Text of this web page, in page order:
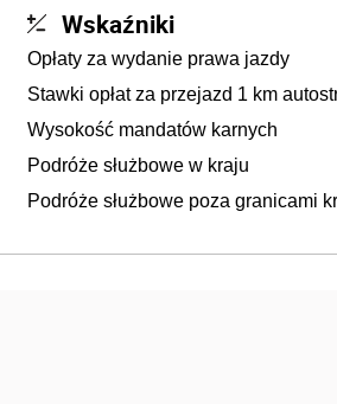
Wskaźniki
Opłaty za wydanie prawa jazdy
Stawki opłat za przejazd 1 km
Wysokość mandatów karnych
Podróże służbowe w kraju
Podróże służbowe poza granicami